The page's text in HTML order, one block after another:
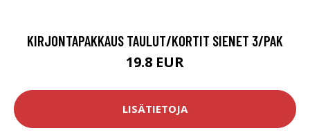
KIRJONTAPAKKAUS TAULUT/KORTIT SIENET 3/PAK
19.8 EUR
LISÄTIETOJA